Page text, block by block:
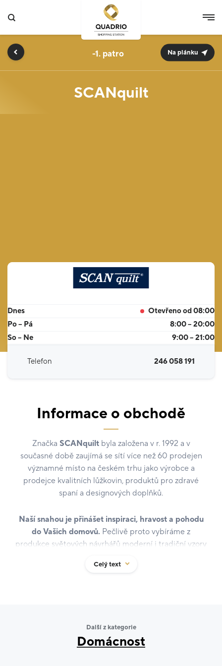
SCANquilt
-1. Na plánku
Dnes
Otevřeno od 08:00
Po – Pá
8:00 – 20:00
So – Ne
9:00 – 21:00
Telefon 246 058 191
Informace o obchodě
Značka SCANquiltbyla založena v r. 1992 a v
současné době zaujímá se sítí více než 60 prodejen
významné místo na českém trhu jako výrobce a
prodejce kvalitních lůžkovin, produktů pro zdravé
spaní a designových doplňků.
Naší snahou je přinášet inspiraci, hravost a pohodu
do Vašich domovů. Pečlivě proto vybíráme z
produkce světových návrhářů moderní i tradiční vzory
variacemi vzorů a barev povlečení je v současné době
snadnou údržbu. Při výrobě výplňového rouna z
prostorově tvarovaných dutých vláken nepoužíváme
Celý text
Další z kategorie
Domácnost